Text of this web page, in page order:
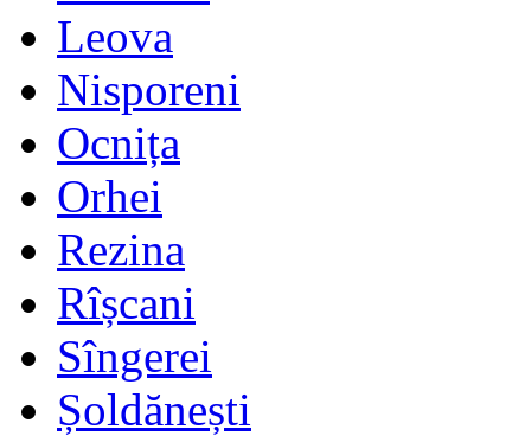
Leova
Nisporeni
Ocnița
Orhei
Rezina
Rîșcani
Sîngerei
Șoldănești